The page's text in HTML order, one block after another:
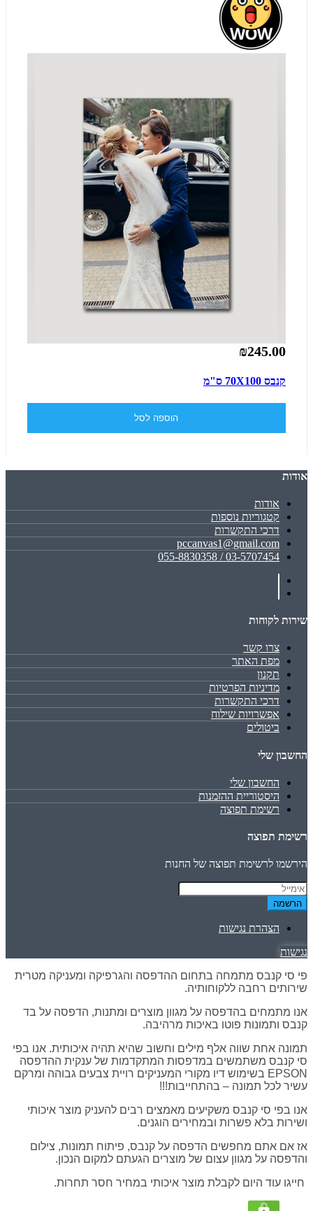
₪245.00
קנבס 70X100 ס"מ
הוספה לסל
אודות
אודות
קטגוריות נוספות
דרכי התקשרות
pccanvas1@gmail.com
03-5707454 / 055-8830358
שירות לקוחות
צרו קשר
מפת האתר
תקנון
מדיניות הפרטיות
דרכי התקשרות
אפשרויות שילוח
ביטולים
החשבון שלי
החשבון שלי
היסטוריית ההזמנות
רשימת תפוצה
רשימת תפוצה
הירשמו לרשימת תפוצה של החנות
הרשמה
הצהרת נגישות
נגישות
פי סי קנבס מתמחה בתחום ההדפסה והגרפיקה ומעניקה מטרית
שירותים רחבה ללקוחותיה.
אנו מתמחים בהדפסה על מגוון מוצרים ומתנות, הדפסה על בד
קנבס ותמונות פוטו באיכות מרהיבה.
תמונה אחת שווה אלף מילים וחשוב שהיא תהיה איכותית. אנו בפי
סי קנבס משתמשים במדפסות המתקדמות של ענקית ההדפסה
EPSON בשימוש דיו מקורי המעניקים רויית צבעים גבוהה ומרקם
עשיר לכל תמונה – בהתחייבות!!!
אנו בפי סי קנבס משקיעים מאמצים רבים להעניק מוצר איכותי
ושירות בלא פשרות ובמחירים הוגנים.
אז אם אתם מחפשים הדפסה על קנבס, פיתוח תמונות, צילום
והדפסה על מגוון עצום של מוצרים הגעתם למקום הנכון.
חייגו עוד היום לקבלת מוצר איכותי במחיר חסר תחרות.